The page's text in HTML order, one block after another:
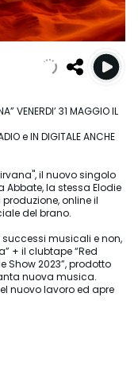
VENERDI’ 31 MAGGIO IL
e IN DIGITALE ANCHE
il nuovo singolo
Abbate, la stessa Elodie
online il
del brano.
musicali e non,
+ il clubtape “Red
Show 2023”, prodotto
nuova musica.
nuovo lavoro ed apre